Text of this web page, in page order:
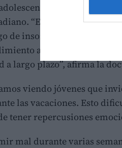
presentan
“El uso intensivo de
de insomnio. Además, la
académico,
a largo plazo”, afirma la
viendo jóvenes que
las vacaciones. Esto
tener repercusiones
mal durante varias